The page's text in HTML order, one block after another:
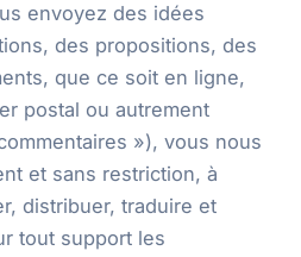
envoyez des idées
des propositions, des
que ce soit en ligne,
postal ou autrement
»), vous nous
et sans restriction, à
distribuer, traduire et
tout support les